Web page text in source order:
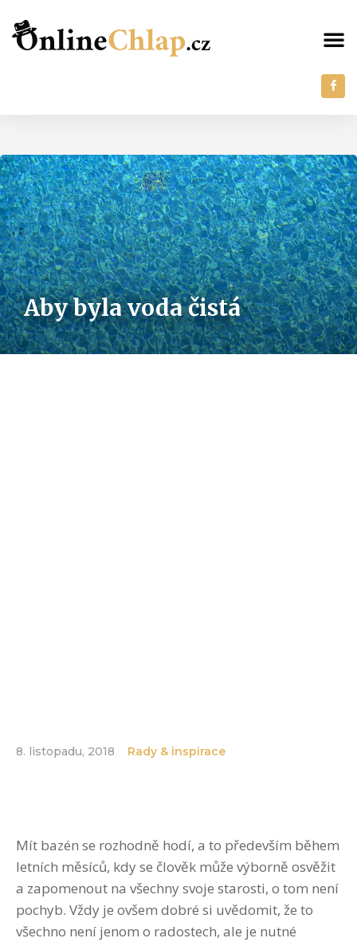
Aby byla voda čistá
8. listopadu, 2018 Rady & inspirace
Mít bazén se rozhodně hodí, a to především během
letních měsíců, kdy se člověk může výborně osvěžit
a zapomenout na všechny svoje starosti, o tom není
pochyb. Vždy je ovšem dobré si uvědomit, že to
všechno není jenom o radostech, ale je nutné